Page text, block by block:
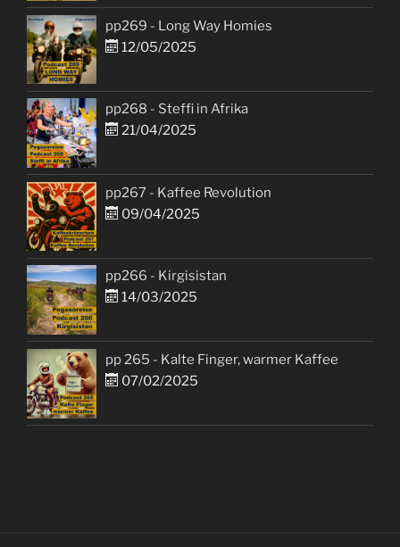
pp269 - Long Way Homies
12/05/2025
pp268 - Steffi in Afrika
21/04/2025
pp267 - Kaffee Revolution
09/04/2025
pp266 - Kirgisistan
14/03/2025
pp 265 - Kalte Finger, warmer Kaffee
07/02/2025